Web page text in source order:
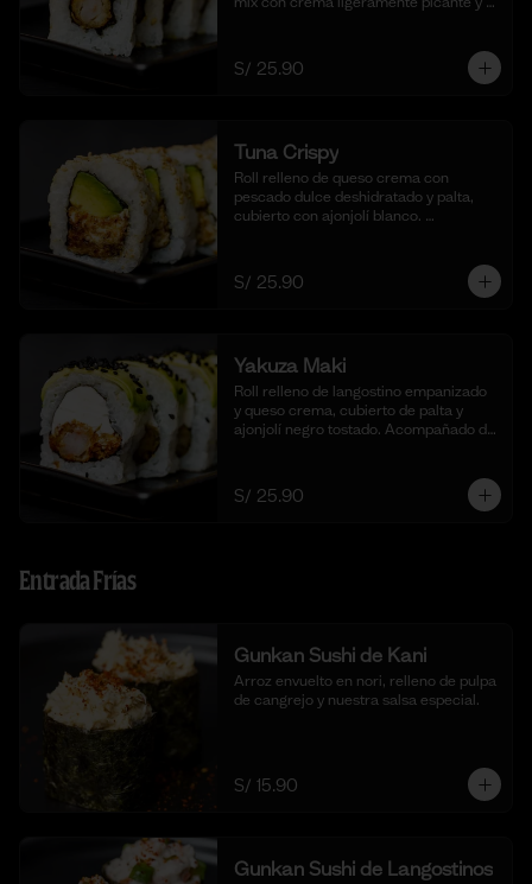
S/ 25.90
Tuna Crispy
Roll relleno de queso crema con
pescado dulce deshidratado y palta,
cubierto con ajonjolí blanco.
S/ 25.90
Yakuza Maki
Roll relleno de langostino empanizado
y queso crema, cubierto de palta y
ajonjolí negro tostado. Acompañado de
S/ 25.90
Entrada Frías
Gunkan Sushi de Kani
Arroz envuelto en nori, relleno de pulpa
de cangrejo y nuestra salsa especial.
S/ 15.90
Gunkan Sushi de Langostinos